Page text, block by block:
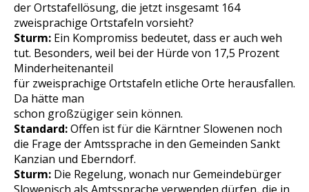
der Ortstafellösung, die jetzt insgesamt 164
zweisprachige Ortstafeln vorsieht?
Sturm: Ein Kompromiss bedeutet, dass er auch weh
tut. Besonders, weil bei der Hürde von 17,5 Prozent
Minderheitenanteil
für zweisprachige Ortstafeln etliche Orte herausfallen.
Da hätte man
schon großzügiger sein können.
Standard:Offen ist für die Kärntner Slowenen noch
die Frage der Amtssprache in den Gemeinden Sankt
Kanzian und Eberndorf.
Sturm: Die Regelung, wonach nur Gemeindebürger